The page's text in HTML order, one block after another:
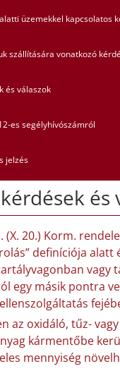
üzemekkel kapcsolatos
szállítására vonatkozó
és válaszok
es segélyhívószámról
jelzés
és
(X. 20.) Korm.
definíciója alatt
vagy
egy másik pontra
az oxidáló, tűz-
kármentőbe
mennyiség